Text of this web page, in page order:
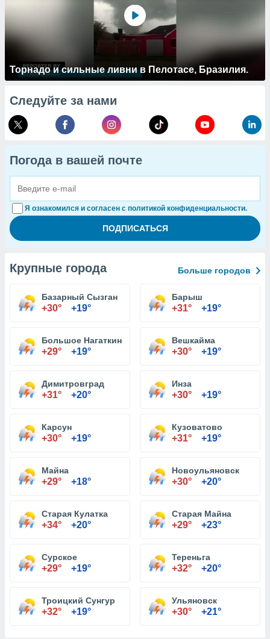
Торнадо и сильные ливни в Пелотасе, Бразилия.
Следуйте за нами
Погода в вашей почте
Я ознакомился и согласен с политикой конфиденциальности.
Крупные города Больше городов
Базарный Сызган
+30° +19°
Барыш
+31° +19°
Большое Нагаткино
+29° +19°
Вешкайма
+30° +19°
Димитровград
+31° +20°
Инза
+30° +19°
Карсун
+30° +19°
Кузоватово
+31° +19°
Майна
+29° +18°
Новоульяновск
+30° +20°
Старая Кулатка
+34° +20°
Старая Майна
+29° +23°
Сурское
+29° +19°
Тереньга
+32° +20°
Троицкий Сунгур
+32° +19°
Ульяновск
+30° +21°